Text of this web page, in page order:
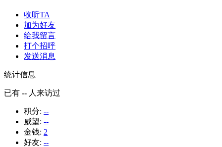
收听TA
加为好友
给我留言
打个招呼
发送消息
统计信息
已有 -- 人来访过
积分: --
威望: --
金钱: 2
好友: --